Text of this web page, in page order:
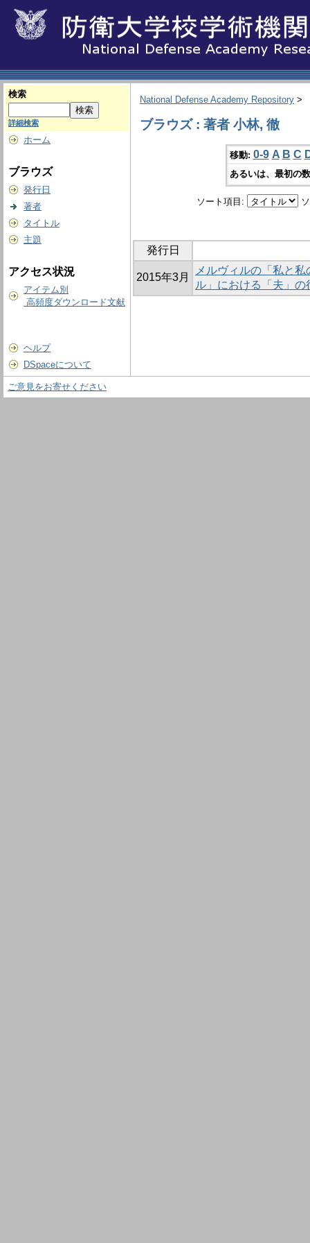
検索
詳細検索
ホーム
ブラウズ
発行日
著者
タイトル
主題
アクセス状況
アイテム別
高頻度ダウンロード文献
ヘルプ
DSpaceについて
National Defense Academy Repository >
ブラウズ : 著者 小林, 徹
移動: 0-9 A B C
あるいは、最初の
ソート項目:
発行日
2015年3月
メルヴィルの「私と
ル」における「夫」の
ご意見をお寄せください